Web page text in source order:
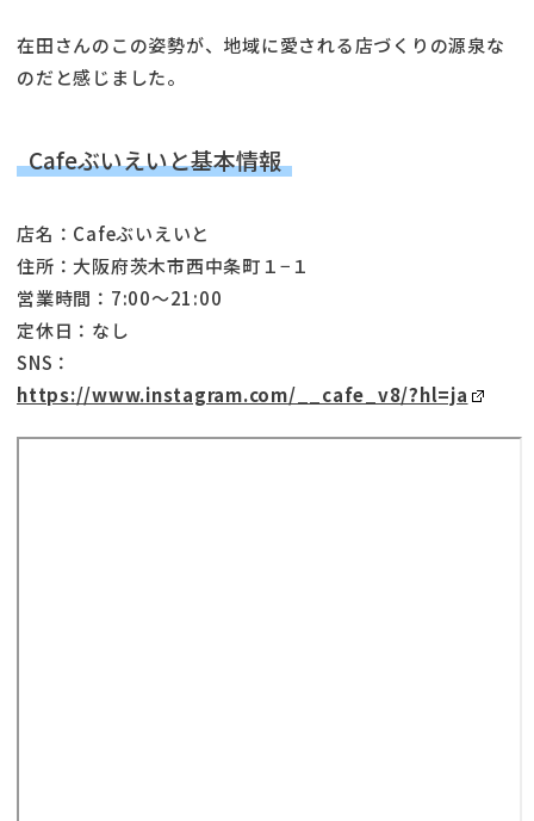
在田さんのこの姿勢が、地域に愛される店づくりの源泉な
のだと感じました。
Cafeぶいえいと基本情報
店名：Cafeぶいえいと
住所：大阪府茨木市西中条町１−１
営業時間：7:00～21:00
定休日：なし
SNS：
https://www.instagram.com/__cafe_v8/?hl=ja